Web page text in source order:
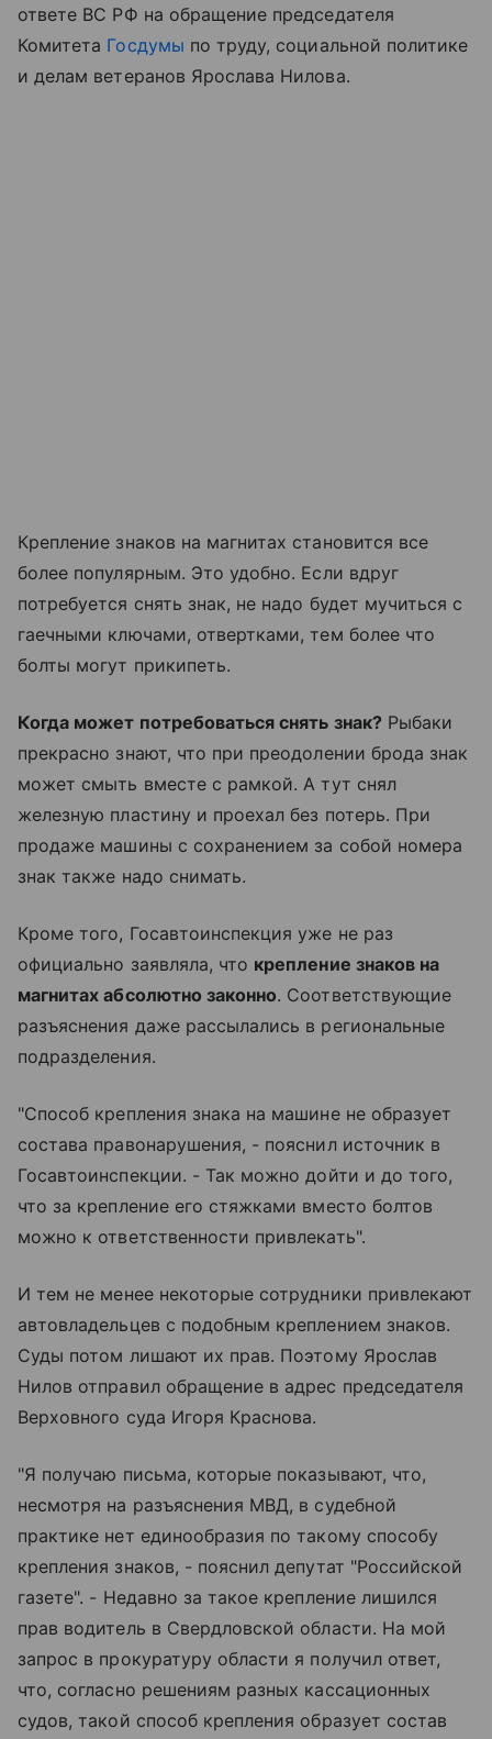
ответе ВС РФ на обращение председателя
Комитета Госдумы по труду, социальной политике
и делам ветеранов Ярослава Нилова.
Крепление знаков на магнитах становится все
более популярным. Это удобно. Если вдруг
потребуется снять знак, не надо будет мучиться с
гаечными ключами, отвертками, тем более что
болты могут прикипеть.
Когда может потребоваться снять знак?Рыбаки
прекрасно знают, что при преодолении брода знак
может смыть вместе с рамкой. А тут снял
железную пластину и проехал без потерь. При
продаже машины с сохранением за собой номера
знак также надо снимать.
Кроме того, Госавтоинспекция уже не раз
официально заявляла, что крепление знаков на
магнитах абсолютно законно. Соответствующие
разъяснения даже рассылались в региональные
подразделения.
"Способ крепления знака на машине не образует
состава правонарушения, - пояснил источник в
Госавтоинспекции. - Так можно дойти и до того,
что за крепление его стяжками вместо болтов
можно к ответственности привлекать".
И тем не менее некоторые сотрудники привлекают
автовладельцев с подобным креплением знаков.
Суды потом лишают их прав. Поэтому Ярослав
Нилов отправил обращение в адрес председателя
Верховного суда Игоря Краснова.
"Я получаю письма, которые показывают, что,
несмотря на разъяснения МВД, в судебной
практике нет единообразия по такому способу
крепления знаков, - пояснил депутат "Российской
газете". - Недавно за такое крепление лишился
прав водитель в Свердловской области. На мой
запрос в прокуратуру области я получил ответ,
что, согласно решениям разных кассационных
судов, такой способ крепления образует состав